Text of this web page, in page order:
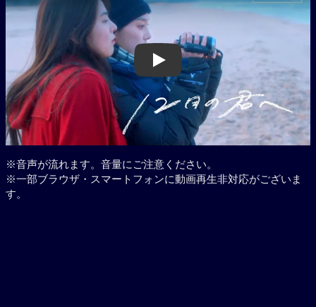
Play
※音声が流れます。音量にご注意ください。
※一部ブラウザ・スマートフォンに動画再生非対応がございま
す。